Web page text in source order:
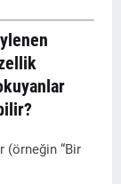
(örneğin “Bir